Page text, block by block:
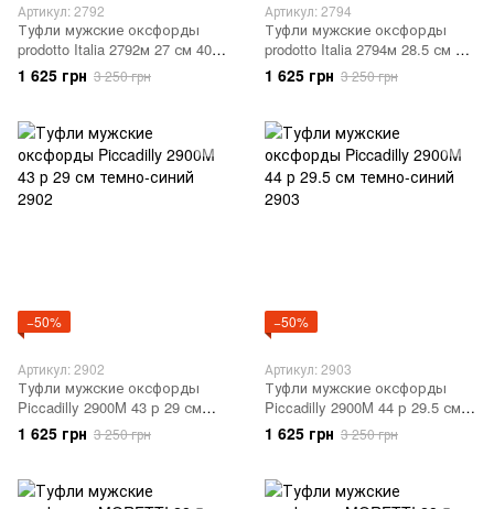
Артикул: 2792
Туфли мужские оксфорды
prodotto Italia 2792м 27 см 40 р
темно-серый 2792
1 625 грн 3 250 грн
Артикул: 2794
Туфли мужские оксфорды
prodotto Italia 2794м 28.5 см 42
р ореховый 2794
1 625 грн 3 250 грн
−50%
Артикул: 2902
Туфли мужские оксфорды
Piccadilly 2900M 43 р 29 см
темно-синий 2902
1 625 грн 3 250 грн
−50%
Артикул: 2903
Туфли мужские оксфорды
Piccadilly 2900M 44 р 29.5 см
темно-синий 2903
1 625 грн 3 250 грн